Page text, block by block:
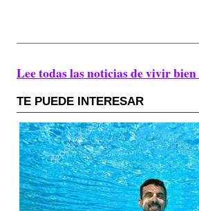
Lee todas las noticias de vivir